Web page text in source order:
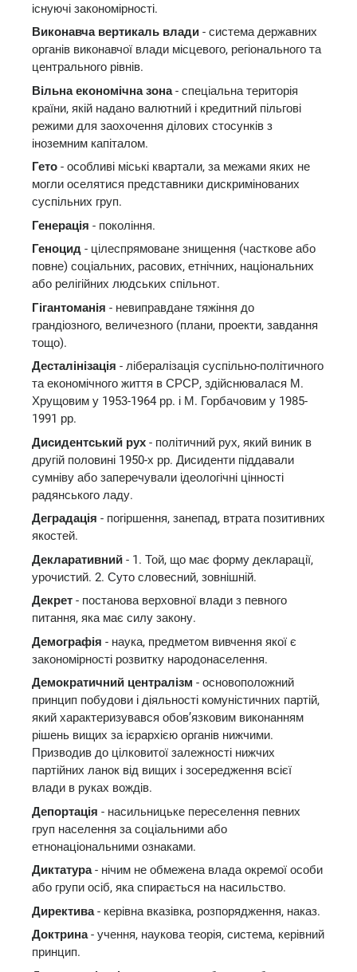
існуючі закономірності.
Виконавча вертикаль влади - система державних
органів виконавчої влади місцевого, регіонального та
центрального рівнів.
Вільна економічна зона- спеціальна територія
країни, якій надано валютний і кредитний пільгові
режими для заохочення ділових стосунків з
іноземним капіталом.
Гето - особливі міські квартали, за межами яких не
могли оселятися представники дискримінованих
суспільних груп.
Генерація - покоління.
Геноцид - цілеспрямоване знищення (часткове або
повне) соціальних, расових, етнічних, національних
або релігійних людських спільнот.
Гігантоманія - невиправдане тяжіння до
грандіозного, величезного (плани, проекти, завдання
тощо).
Десталінізація - лібералізація суспільно-політичного
та економічного життя в СРСР, здійснювалася М.
Хрущовим у 1953-1964 рр. і М. Горбачовим у 1985-
1991 рр.
Дисидентський рух - політичний рух, який виник в
другій половині 1950-х рр. Дисиденти піддавали
сумніву або заперечували ідеологічні цінності
радянського ладу.
Деградація - погіршення, занепад, втрата позитивних
якостей.
Декларативний - 1. Той, що має форму декларації,
урочистий. 2. Суто словесний, зовнішній.
Декрет - постанова верховної влади з певного
питання, яка має силу закону.
Демографія - наука, предметом вивчення якої є
закономірності розвитку народонаселення.
Демократичний централізм - основоположний
принцип побудови і діяльності комуністичних партій,
який характеризувався обов’язковим виконанням
рішень вищих за ієрархією органів нижчими.
Призводив до цілковитої залежності нижчих
партійних ланок від вищих і зосередження всієї
влади в руках вождів.
Депортація - насильницьке переселення певних
груп населення за соціальними або
етнонаціональними ознаками.
Диктатура- нічим не обмежена влада окремої особи
або групи осіб, яка спирається на насильство.
Директива- керівна вказівка, розпорядження, наказ.
Доктрина- учення, наукова теорія, система, керівний
принцип.